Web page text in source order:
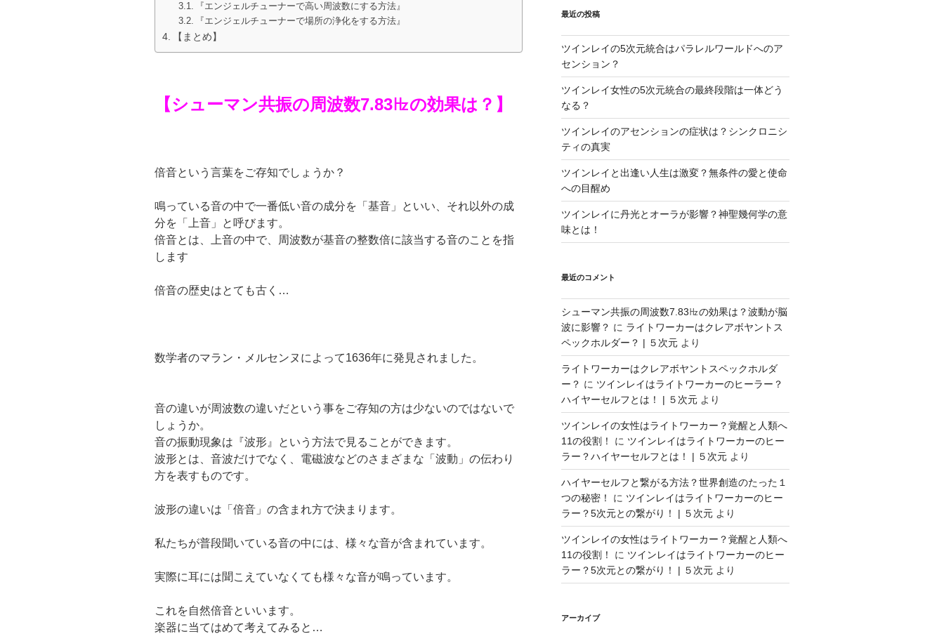
『エンジェルチューナーで高い周波数にする方法』
『エンジェルチューナーで場所の浄化をする方法』
【まとめ】
【シューマン共振の周波数7.83㎐の効果は？】
倍音という言葉をご存知でしょうか？
鳴っている音の中で一番低い音の成分を「基音」といい、 それ以外の成
分を「上音」と呼びます。
倍音とは、上音の中で、
周波数が基音の整数倍に該当する音のことを指
します
倍音の歴史はとても古く…
数学者のマラン・ メルセンヌによって1636年に発見されました。
音の違いが周波数の違いだという事をご存知の方は少ないのではないで
しょうか。
音の振動現象は『波形』という方法で見ることができます。
波形とは、音波だけでなく、電磁波などのさまざまな「波動」 の伝わり
方を表すものです。
波形の違いは「倍音」の含まれ方で決まります。
私たちが普段聞いている音の中には、様々な音が含まれています。
実際に耳には聞こえていなくても様々な音が鳴っています。
これを自然倍音といいます。
楽器に当てはめて考えてみると…
最近の投稿
ツインレイの5次元統合はパラレルワールドへのア
センション？
ツインレイ女性の5次元統合の最終段階は一体どう
なる？
ツインレイのアセンションの症状は？シンクロニシ
ティの真実
ツインレイと出逢い人生は激変？無条件の愛と使命
への目醒め
ツインレイに丹光とオーラが影響？神聖幾何学の意
味とは！
最近のコメント
シューマン共振の周波数7.83㎐の効果は？波動が脳
波に影響？ に ライトワーカーはクレアボヤントス
ペックホルダー？ | ５次元より
ライトワーカーはクレアボヤントスペックホルダ
ー？ に ツインレイはライトワーカーのヒーラー？
ハイヤーセルフとは！ | ５次元より
ツインレイの女性はライトワーカー？覚醒と人類へ
11の役割！
に ツインレイはライトワーカーのヒー
ラー？ハイヤーセルフとは！ | ５次元より
ハイヤーセルフと繋がる方法？世界創造のたった１
つの秘密！
に ツインレイはライトワーカーのヒー
ラー？5次元との繋がり！ | ５次元より
ツインレイの女性はライトワーカー？覚醒と人類へ
11の役割！
に ツインレイはライトワーカーのヒー
ラー？5次元との繋がり！ | ５次元より
アーカイブ